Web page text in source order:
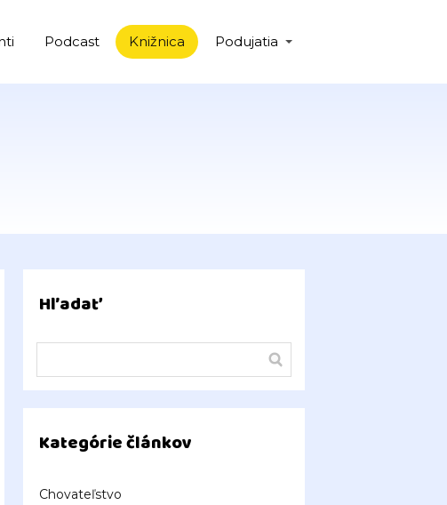
Podcast Knižnica Podujatia
Hľadať
Kategórie článkov
Chovateľstvo